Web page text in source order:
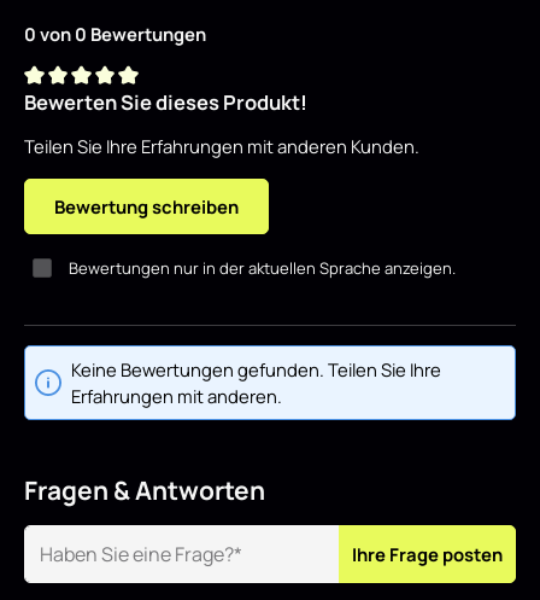
0 von 0 Bewertungen
Durchschnittliche Bewertung von 0 von 5 Sternen
Bewerten Sie dieses Produkt!
Teilen Sie Ihre Erfahrungen mit anderen Kunden.
Bewertung schreiben
Bewertungen nur in der aktuellen Sprache anzeigen.
Keine Bewertungen gefunden. Teilen Sie Ihre
Erfahrungen mit anderen.
Fragen & Antworten
Ihre Frage posten